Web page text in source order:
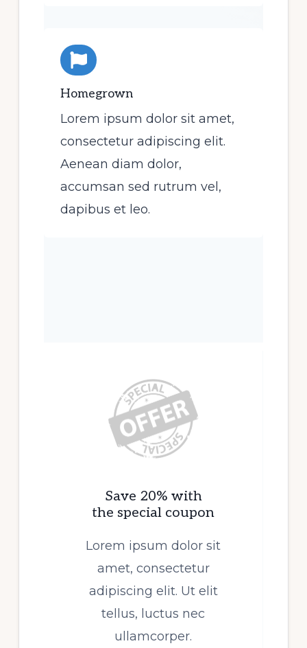
Homegrown
Lorem ipsum dolor sit amet,
consectetur adipiscing elit.
Aenean diam dolor,
accumsan sed rutrum vel,
dapibus et leo.
Save 20% with
the special coupon
Lorem ipsum dolor sit
amet, consectetur
adipiscing elit. Ut elit
tellus, luctus nec
ullamcorper.